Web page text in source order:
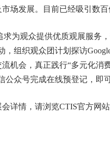
场发展。目前已经吸引数
求为观众提供优质观展服务
，组织观众团计划探访
机会，真正践行“多元化消
公众号完成在线预登记，即
详情，请浏览CTIS官方网